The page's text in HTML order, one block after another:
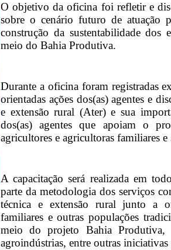
O objetivo da oficina foi refletir e
sobre o cenário futuro de atuação
construção da sustentabilidade dos
meio do Bahia Produtiva.
Durante a oficina foram registradas
orientadas ações dos(as) agentes e
e extensão rural (Ater) e sua
dos(as) agentes que apoiam o
agricultores e agricultoras familiares
A capacitação será realizada em
parte da metodologia dos serviços
técnica e extensão rural junto a
familiares e outras populações
meio do projeto Bahia Produtiva,
agroindústrias, entre outras